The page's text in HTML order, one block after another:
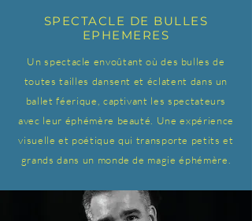
SPECTACLE DE BULLES
EPHEMERES
Un spectacle envoûtant où des bulles de
toutes tailles dansent et éclatent dans un
ballet féerique, captivant les spectateurs
avec leur éphémère beauté. Une expérience
visuelle et poétique qui transporte petits et
grands dans un monde de magie éphémère.